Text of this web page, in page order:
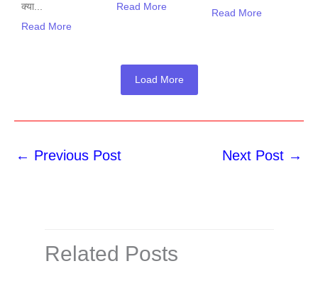
क्या...
Read More
Read More
Read More
Load More
← Previous Post Next Post →
Related Posts